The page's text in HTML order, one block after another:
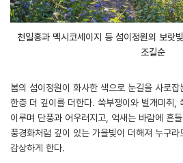
천일홍과 멕시코세이지 등 섬이정원의 보랏
조길순
봄의 섬이정원이 화사한 색으로 눈길을 사로
한층 더 깊이를 더한다. 쑥부쟁이와 벌개미취,
이루며 단풍과 어우러지고, 억새는 바람에 흔
풍경화처럼 깊이 있는 가을빛이 더해져 누구
감상하게 한다.